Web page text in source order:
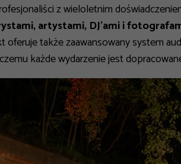
z wieloletnim
artystami, DJ’ami i
oferuje także zaawansowany system
każde wydarzenie jest